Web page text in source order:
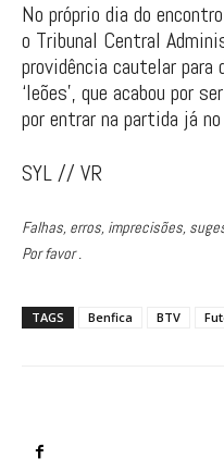
No próprio dia do
o Tribunal Central
providência cautelar para
‘leões’, que acabou por
por entrar na partida já
SYL // VR
Falhas, erros, imprecisões,
Por favor .
TAGS Benfica BTV